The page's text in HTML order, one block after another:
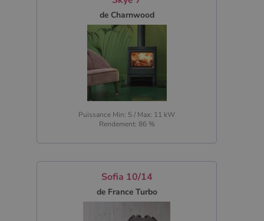
de Charnwood
Puissance Min: 5 / Max: 11 kW
Rendement: 86 %
Sofia 10/14
de France Turbo